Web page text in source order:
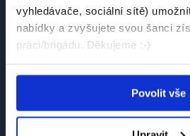
vyhledávače, sociální sítě)
nabídky a zvyšujete svou šanci
práci/brigádu. Děkujeme :-)
Povolit vše
Česká platforma pro
Spojujeme kandidáty se